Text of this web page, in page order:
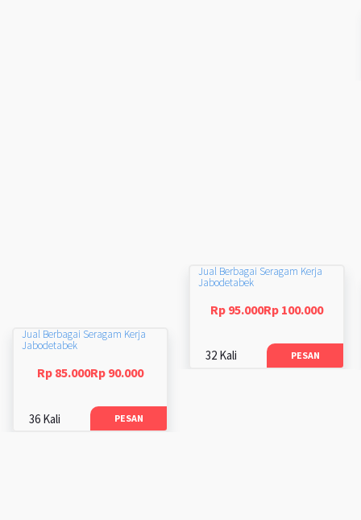
Jual Berbagai Seragam Kerja
Jabodetabek
Rp 95.000Rp 100.000
32 Kali PESAN
Jual Berbagai Seragam Kerja
Jabodetabek
Rp 85.000Rp 90.000
36 Kali PESAN